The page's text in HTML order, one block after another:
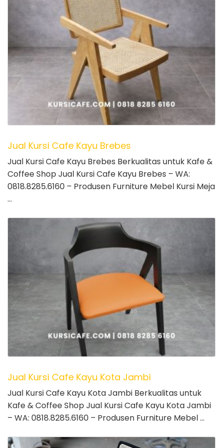
Jual Kursi Cafe Kayu Brebes
Jual Kursi Cafe Kayu Brebes Berkualitas untuk Kafe &
Coffee Shop Jual Kursi Cafe Kayu Brebes – WA:
0818.8285.6160 – Produsen Furniture Mebel Kursi Meja
…
Jual Kursi Cafe Kayu Kota Jambi
Jual Kursi Cafe Kayu Kota Jambi Berkualitas untuk
Kafe & Coffee Shop Jual Kursi Cafe Kayu Kota Jambi
– WA: 0818.8285.6160 – Produsen Furniture Mebel …